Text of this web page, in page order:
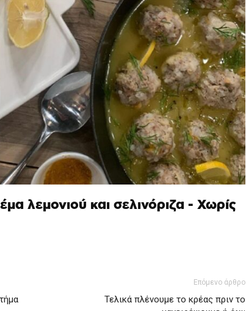
λεμονιού και σελινόριζα - Χωρίς
Επόμενο άρθρο
Τελικά πλένουμε το κρέας πριν το